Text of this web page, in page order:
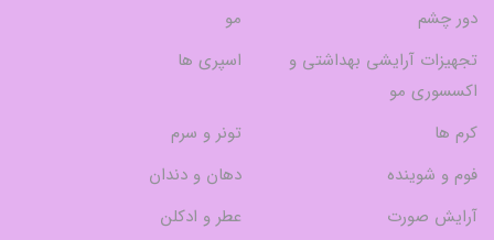
دور چشم
مو
تجهیزات آرایشی بهداشتی و
اکسسوری مو
اسپری ها
کرم ها
تونر و سرم
فوم و شوینده
دهان و دندان
آرایش صورت
عطر و ادکلن